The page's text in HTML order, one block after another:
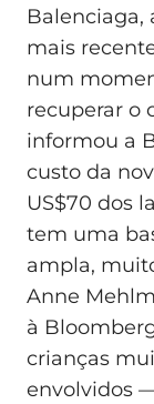
Balenciaga,
mais
num
recuperar o
informou a
custo da
US$70 dos
tem uma
ampla,
Anne
à
crianças
envolvidos